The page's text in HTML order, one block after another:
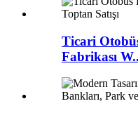
Ticari
Fabrikası